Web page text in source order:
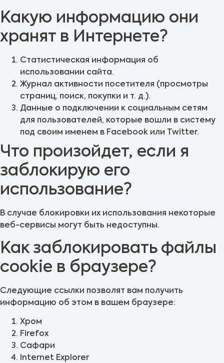
Какую информацию они
хранят в Интернете?
Статистическая информация об
использовании сайта.
Журнал активности посетителя (просмотры
страниц, поиск, покупки и т. д.).
Данные о подключении к социальным сетям
для пользователей, которые вошли в систему
под своим именем в Facebook или Twitter.
Что произойдет, если я
заблокирую его
использование?
В случае блокировки их использования некоторые
веб-сервисы могут быть недоступны.
Как заблокировать файлы
cookie в браузере?
Следующие ссылки позволят вам получить
информацию об этом в вашем браузере:
Хром
Firefox
Сафари
Internet Explorer